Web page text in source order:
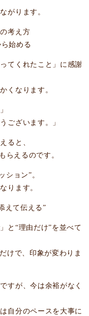
がります。
考え方
始める
てくれたこと」に感謝
くなります。
ございます。」
ると、
らえるのです。
ション”。
ります。
えて伝える”
と“理由だけ”を並べて
けで、印象が変わりま
すが、今は余裕がなく
自分のペースを大事に